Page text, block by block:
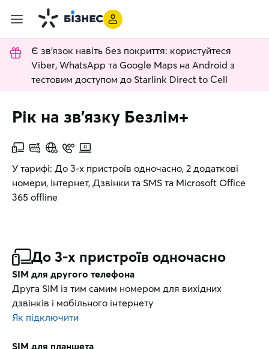
Є зв'язок навіть без покриття: користуйтеся
Viber, WhatsApp та Google Maps на Android з
тестовим доступом до Starlink Direct to Cell
Рік на зв’язку Безлім+
У тарифі: До 3-х пристроїв одночасно, 2 додаткові
номери, Інтернет, Дзвінки та SMS та Microsoft Office
365 offline
До 3-х пристроїв одночасно
SIM для другого телефона
Друга SIM із тим самим номером для вихідних
дзвінків і мобільного інтернету
Як підключити
SIM для планшета